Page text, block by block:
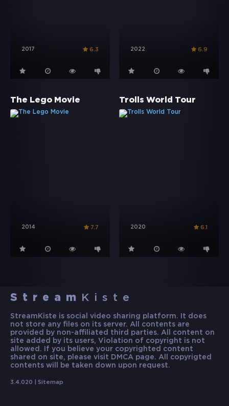
2017 6.3 2022 6.9
The Lego Movie
2014 7.7
Trolls World Tour
2020 6.1
Stream Kiste
StreamKiste is social video sharing platform. It does
not store any files on its server. All contents are
provided by non-affiliated third parties. All content on
site added by its users, Violation of copyright is not
allowed. If you believe your copyrighted content
shared on site, please visit DMCA page. All copyrigted
contents will be taken down upon request.
3.4.020 | Sitemap